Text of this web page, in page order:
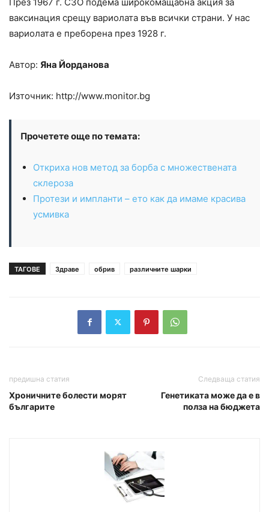
ваксинация срещу вариолата във всички страни. У нас
вариолата е преборена през 1928 г.
Автор: Яна Йорданова
Източник: http://www.monitor.bg
Прочетете още по темата:
Откриха нов метод за борба с множествената
склероза
Протези и импланти – ето как да имаме красива
усмивка
ТАГОВЕ Здраве обрив различните шарки
предишна статия
Хроничните болести морят
българите
Следваща статия
Генетиката може да е в
полза на бюджета